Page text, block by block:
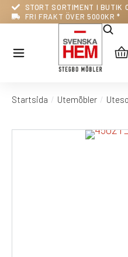
STORT SORTIMENT I BUTIK
FRI FRAKT ÖVER 5000KR *
Du är här:
Startsida Utemöbler